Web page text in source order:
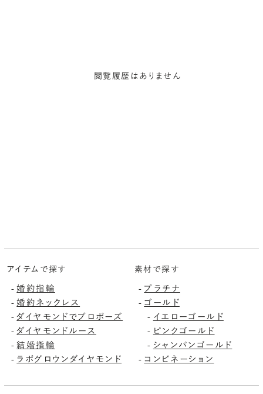
閲覧履歴はありません
アイテムで探す
-婚約指輪
-婚約ネックレス
-ダイヤモンドでプロポーズ
-ダイヤモンドルース
-結婚指輪
- ラボグロウンダイヤモンド
素材で探す
- プラチナ
- ゴールド
- イエローゴールド
- ピンクゴールド
- シャンパンゴールド
- コンビネーション